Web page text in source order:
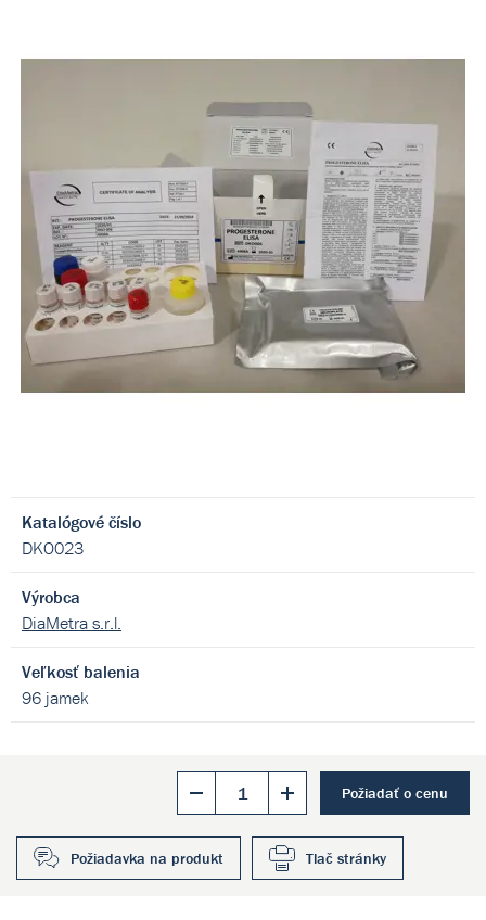
Katalógové číslo
DKO023
Výrobca
DiaMetra s.r.l.
Veľkosť balenia
96 jamek
Požiadať o cenu
Požiadavka na produkt Tlač stránky